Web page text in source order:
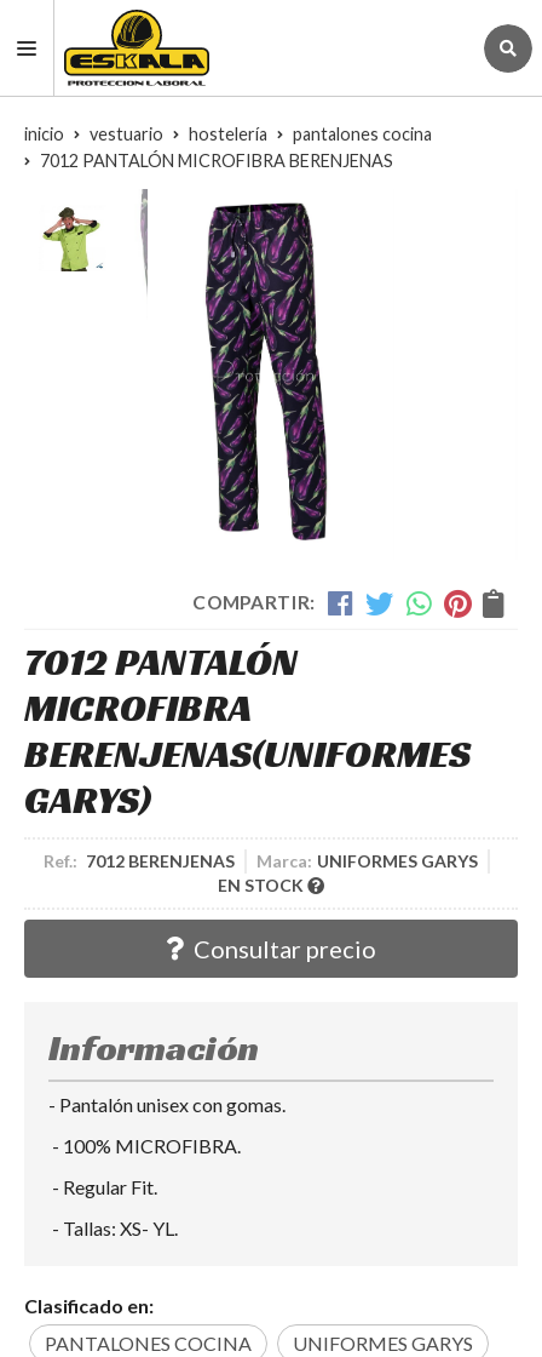
inicio vestuario hostelería
pantalones cocina
7012 PANTALÓN MICROFIBRA BERENJENAS
COMPARTIR:
7012 PANTALÓN
MICROFIBRA
BERENJENAS(UNIFORMES
GARYS)
Ref.: 7012 BERENJENAS Marca: UNIFORMES GARYS
EN STOCK
Consultar precio
Información
- Pantalón unisex con gomas.
- 100% MICROFIBRA.
- Regular Fit.
- Tallas: XS- YL.
Clasificado en:
PANTALONES COCINA
UNIFORMES GARYS